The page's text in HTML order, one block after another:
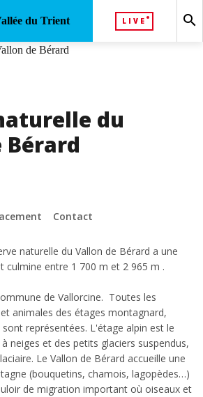
LIVE search
chevron_right
du
Bérard
Contact
naturelle du Vallon de Bérard a une
culmine entre 1 700 m et 2 965 m .
de Vallorcine. Toutes les
animales des étages montagnard,
représentées. L'étage alpin est le
neiges et des petits glaciers suspendus,
Le Vallon de Bérard accueille une
(bouquetins, chamois, lagopèdes…)
de migration important où oiseaux et